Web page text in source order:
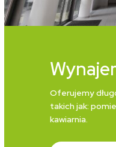
Oferujemy
takich jak:
kawiarnia.